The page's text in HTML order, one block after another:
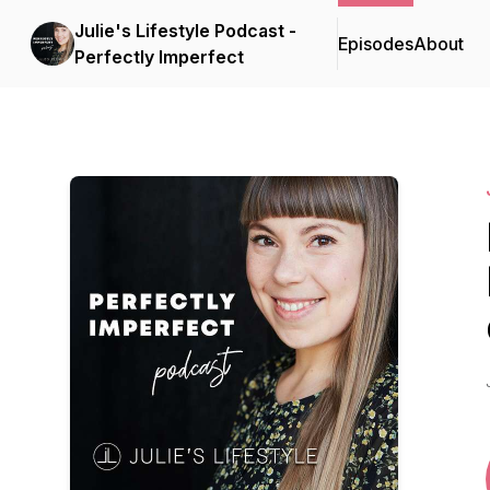
Julie's Lifestyle Podcast -
Perfectly Imperfect
EpisodesAbout